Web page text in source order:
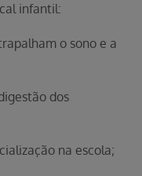
infantil:
o sono e a
dos
na escola;